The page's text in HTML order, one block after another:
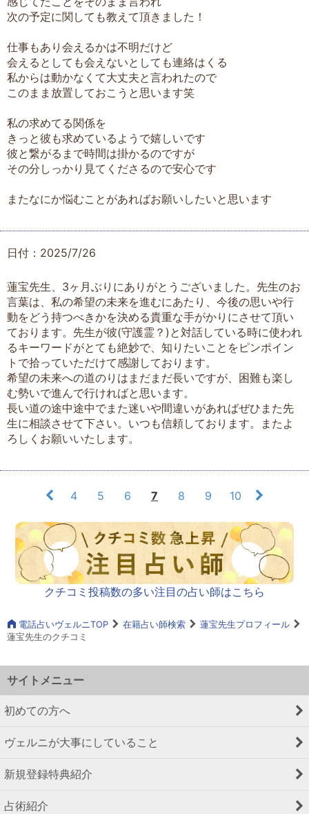
次の予定に関しても教えて頂きました！
仕事もあり会えるかは不明だけど
会えるとしても会えないとしても連絡はくる
私からは動かなくて大丈夫と言われたので
このまま放置しておこうと思います笑
私の求めてる関係を
きっと彼も求めているようで嬉しいです
彼と繋がるまで時間は掛かるのですが
その分しっかり見てくださるので安心です
またなにか悩むことがあればお願いしたいと思います
日付：2025/7/26
蓮宝先生、3ヶ月ぶりにありがとうございました。先生のお
言葉は、私の希望の未来を進むにあたり、今後の思いや行
動をどう持つべきかを決める貴重な手がかりにさせて頂い
ております。先生が彼(守護霊？)と対話している時に使われ
るキーワードがとても絶妙で、知りたいことをピンポイン
トで拾っていただけて感謝しております。
希望の未来への道のりはまだまだ長いですが、困難も楽し
む勢いで進んで行ければと思います。
長い道の途中途中でまた迷いや間違いがあればぜひまた先
生に相談させて下さい。いつも信頼しております。またよ
ろしくお願いいたします。
4 5 6 7 8 9 10
クチコミ投稿数の多い注目の占い師はこちら
電話占いヴェルニTOP 在籍占い師検索
蓮宝先生プロフィール
蓮宝先生のクチコミ
サイトメニュー
初めての方へ
ヴェルニが大事にしていること
新規登録特典紹介
占術紹介